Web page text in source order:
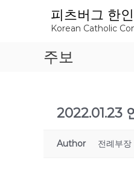
피츠버그 한
Korean Catholic
주보
2022.01.23
Author 전례부장